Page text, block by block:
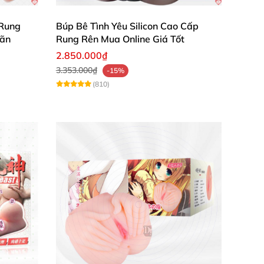
Búp Bê Tình Yêu Silicon Cao Cấp
Rung Rên Mua Online Giá Tốt
2.850.000₫
3.353.000₫
-15%
(810)